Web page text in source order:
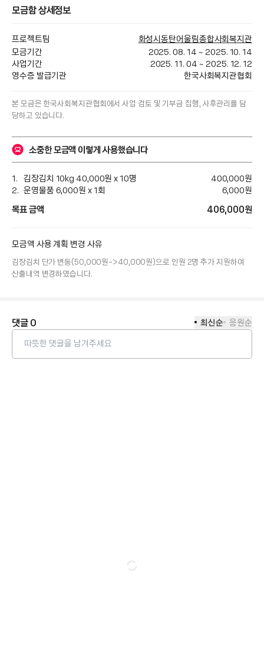
모금함 상세정보
프로젝트팀
화성시동탄어울림종합사회복지관
모금기간
2025. 08. 14 ~ 2025. 10. 14
사업기간
2025. 11. 04 ~ 2025. 12. 12
영수증 발급기관
한국사회복지관협회
본 모금은 한국사회복지관협회에서 사업 검토 및 기부금 집행, 사후관리를 담
당하고 있습니다.
소중한 모금액 이렇게 사용했습니다
김장김치 10kg 40,000원 x 10명 400,000원
운영물품 6,000원 x 1회
6,000원
목표 금액 406,000원
모금액 사용 계획 변경 사유
김장김치 단가 변동(50,000원->40,000원)으로 인원 2명 추가 지원하여
산출내역 변경하였습니다.
댓글0 최신순 응원순